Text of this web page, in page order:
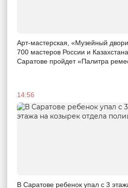
Арт-мастерская, «Музейный
700 мастеров России и
Саратове пройдет «Палитра
14:56
В Саратове ребенок упал с 3